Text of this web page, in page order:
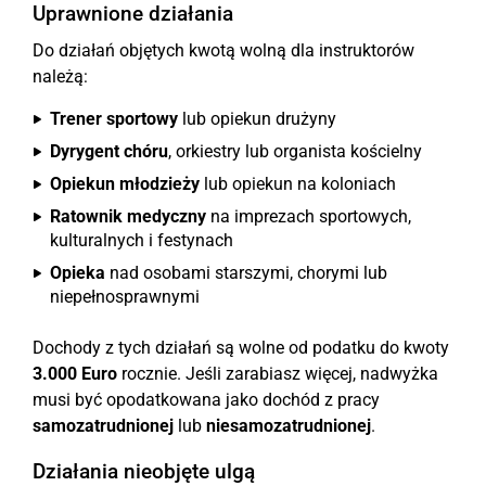
Uprawnione działania
Do działań objętych kwotą wolną dla instruktorów
należą:
Trener sportowy lub opiekun drużyny
Dyrygent chóru, orkiestry lub organista kościelny
Opiekun młodzieży lub opiekun na koloniach
Ratownik medyczny na imprezach sportowych,
kulturalnych i festynach
Opieka nad osobami starszymi, chorymi lub
niepełnosprawnymi
Dochody z tych działań są wolne od podatku do kwoty
3.000 Euro rocznie. Jeśli zarabiasz więcej, nadwyżka
musi być opodatkowana jako dochód z pracy
samozatrudnionej lub niesamozatrudnionej.
Działania nieobjęte ulgą